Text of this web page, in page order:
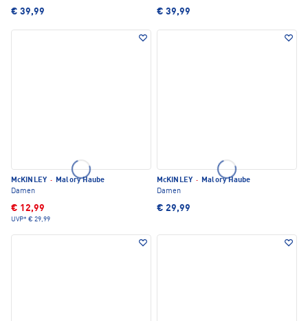
€ 39,99 € 39,99
McKINLEY · Malory Haube
Damen
€ 12,99
UVP* € 29,99
McKINLEY · Malory Haube
Damen
€ 29,99